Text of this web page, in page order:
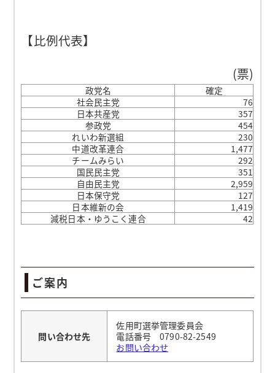
【比例代表】
(票)
政党名
確定
社会民主党
76
日本共産党
357
参政党
454
れいわ新選組
230
中道改革連合
1,477
チームみらい
292
国民民主党
351
自由民主党
2,959
日本保守党
127
日本維新の会
1,419
減税日本・ゆうこく連合
42
ご案内
問い合わせ先
佐用町選挙管理委員会
電話番号 0790-82-2549
お問い合わせ